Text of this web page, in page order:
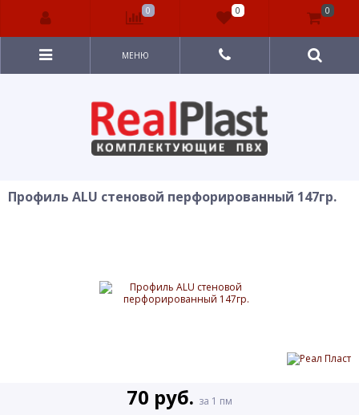
МЕНЮ
Профиль ALU стеновой перфорированный 147гр.
70 руб. за 1 пм
0 0 0